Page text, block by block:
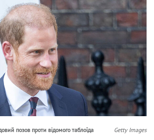
позов проти відомого таблоїда Getty Images